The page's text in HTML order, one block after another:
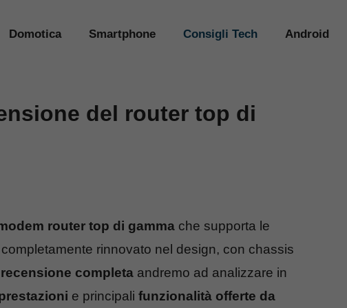
Domotica Smartphone Consigli Tech Android
del router top di
router top di gamma che supporta le
completamente rinnovato nel design, con chassis
recensione completa andremo ad analizzare in
e principali funzionalità offerte da